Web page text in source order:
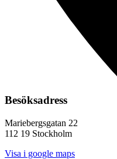
Besöksadress
Mariebergsgatan 22
112 19 Stockholm
Visa i google maps